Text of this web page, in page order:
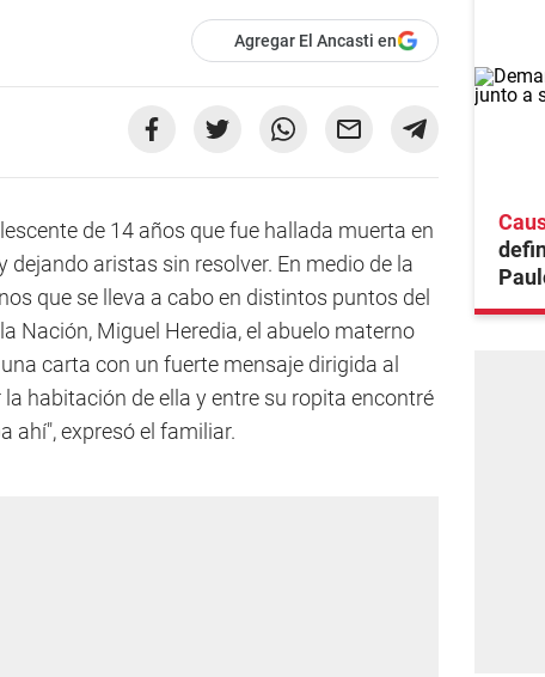
Agregar El Ancasti en
de 14 años que fue hallada muerta en
dejando aristas sin resolver. En medio de la
que se lleva a cabo en distintos puntos del
Nación, Miguel Heredia, el abuelo materno
carta con un fuerte mensaje dirigida al
habitación de ella y entre su ropita encontré
ahí", expresó el familiar.